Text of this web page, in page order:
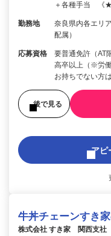
＋各種手当 《
勤務地
奈良県内各エリ
配属）
応募資格
要普通免許（AT
高卒以上（※労
お持ちでない方
後で見る
アピ
牛丼チェーンすき
株式会社 すき家 関西支社